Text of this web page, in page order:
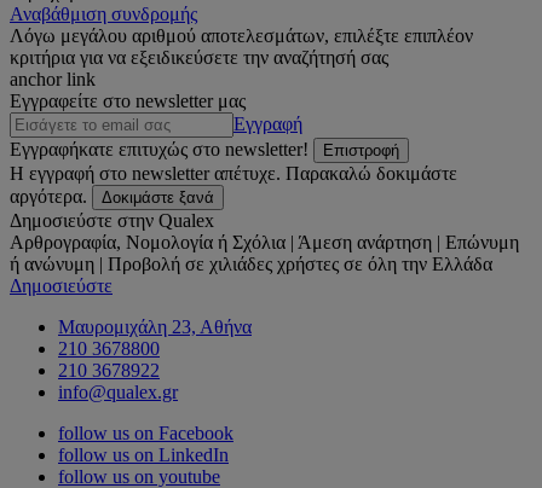
Αναβάθμιση συνδρομής
Λόγω μεγάλου αριθμού αποτελεσμάτων, επιλέξτε επιπλέον
κριτήρια για να εξειδικεύσετε την αναζήτησή σας
anchor link
Εγγραφείτε στο newsletter μας
Εγγραφή
Εγγραφήκατε επιτυχώς στο newsletter!
Επιστροφή
Η εγγραφή στο newsletter απέτυχε. Παρακαλώ δοκιμάστε
αργότερα.
Δοκιμάστε ξανά
Δημοσιεύστε στην Qualex
Αρθρογραφία, Νομολογία ή Σχόλια | Άμεση ανάρτηση | Επώνυμη
ή ανώνυμη | Προβολή σε χιλιάδες χρήστες σε όλη την Ελλάδα
Δημοσιεύστε
Μαυρομιχάλη 23, Αθήνα
210 3678800
210 3678922
info@qualex.gr
follow us on Facebook
follow us on LinkedIn
follow us on youtube